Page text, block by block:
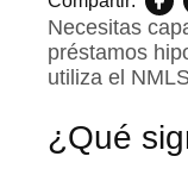
Necesitas
préstamos
utiliza el
¿Qué